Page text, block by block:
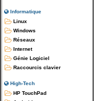
Informatique
Linux
Windows
Réseaux
Internet
Génie Logiciel
Raccourcis clavier
High-Tech
HP TouchPad